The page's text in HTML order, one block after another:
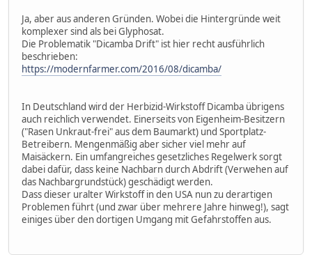
Ja, aber aus anderen Gründen. Wobei die Hintergründe weit
komplexer sind als bei Glyphosat.
Die Problematik "Dicamba Drift" ist hier recht ausführlich
beschrieben:
https://modernfarmer.com/2016/08/dicamba/
In Deutschland wird der Herbizid-Wirkstoff Dicamba übrigens
auch reichlich verwendet. Einerseits von Eigenheim-Besitzern
("Rasen Unkraut-frei" aus dem Baumarkt) und Sportplatz-
Betreibern. Mengenmäßig aber sicher viel mehr auf
Maisäckern. Ein umfangreiches gesetzliches Regelwerk sorgt
dabei dafür, dass keine Nachbarn durch Abdrift (Verwehen auf
das Nachbargrundstück) geschädigt werden.
Dass dieser uralter Wirkstoff in den USA nun zu derartigen
Problemen führt (und zwar über mehrere Jahre hinweg!), sagt
einiges über den dortigen Umgang mit Gefahrstoffen aus.